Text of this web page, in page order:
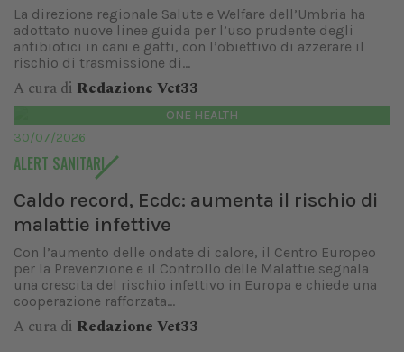
La direzione regionale Salute e Welfare dell’Umbria ha
adottato nuove linee guida per l’uso prudente degli
antibiotici in cani e gatti, con l’obiettivo di azzerare il
rischio di trasmissione di...
A cura di Redazione Vet33
ONE HEALTH
30/07/2026
ALERT SANITARI
Caldo record, Ecdc: aumenta il rischio di
malattie infettive
Con l’aumento delle ondate di calore, il Centro Europeo
per la Prevenzione e il Controllo delle Malattie segnala
una crescita del rischio infettivo in Europa e chiede una
cooperazione rafforzata...
A cura di Redazione Vet33